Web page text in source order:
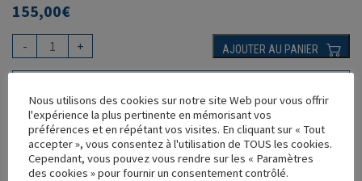
155,00€
- + AJOUTER AU PANIER
VOUS AIMEREZ AUSSI
Nous utilisons des cookies sur notre site Web pour vous offrir
l'expérience la plus pertinente en mémorisant vos
préférences et en répétant vos visites. En cliquant sur « Tout
accepter », vous consentez à l'utilisation de TOUS les cookies.
Cependant, vous pouvez vous rendre sur les « Paramètres
des cookies » pour fournir un consentement contrôlé.